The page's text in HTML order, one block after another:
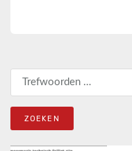
Zoeken naar: